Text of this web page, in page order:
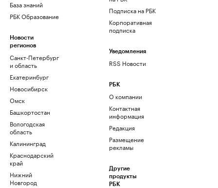
База знаний
РБК Образование
Новости
регионов
Санкт-Петербург
и область
Екатеринбург
Новосибирск
Омск
Башкортостан
Вологодская
область
Калининград
Краснодарский
край
Нижний
Новгород
Подписка на РБК
Корпоративная
подписка
Уведомления
RSS Новости
РБК
О компании
Контактная
информация
Редакция
Размещение
рекламы
Другие
продукты
РБК